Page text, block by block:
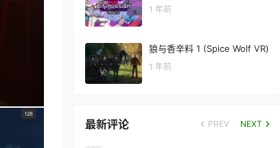
1 年前
狼与香辛料 1 (Spice Wolf VR)
1 年前
最新评论 PREV NEXT